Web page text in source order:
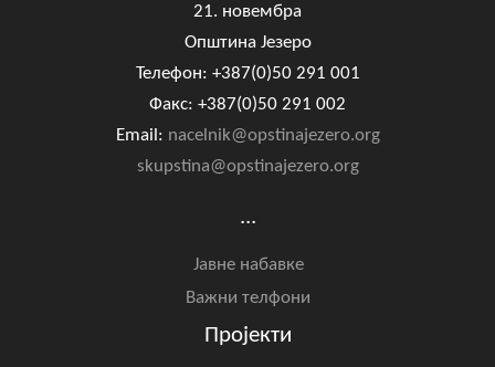
21. новембра
Општина Језеро
Телефон: +387(0)50 291 001
Факс: +387(0)50 291 002
Email: nacelnik@opstinajezero.org
skupstina@opstinajezero.org
...
Јавне набавке
Важни телфони
Пројекти